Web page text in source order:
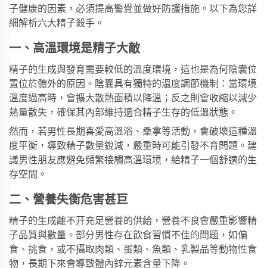
子健康的因素，必須提高警覺並做好防護措施。以下為您詳
細解析六大精子殺手。
一、高溫環境是精子大敵
精子的生成與發育需要較低的溫度環境，這也是為何陰囊位
置位於體外的原因。陰囊具有獨特的溫度調節機制：當環境
溫度過高時，會擴大散熱面積以降溫；反之則會收縮以減少
熱量散失，確保其內部維持適合精子生存的低溫狀態。
然而，若男性長期喜愛高溫浴、桑拿等活動，會破壞這種溫
度平衡，導致精子數量銳減，嚴重時可能引發不育問題。建
議男性朋友應避免頻繁接觸高溫環境，給精子一個舒適的生
存空間。
二、營養失衡危害甚巨
精子的生成離不开充足營養的供給，營養不良會嚴重影響精
子品質與數量。部分男性存在飲食習慣不佳的問題，如偏
食、挑食，或不攝取肉類、蛋類、魚類、乳製品等動物性食
物，長期下來會導致體內鋅元素含量下降。